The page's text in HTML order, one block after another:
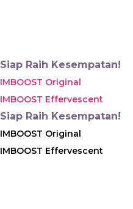
Siap Raih Kesempatan!
IMBOOST Original
IMBOOST Effervescent
Siap Raih Kesempatan!
IMBOOST Original
IMBOOST Effervescent